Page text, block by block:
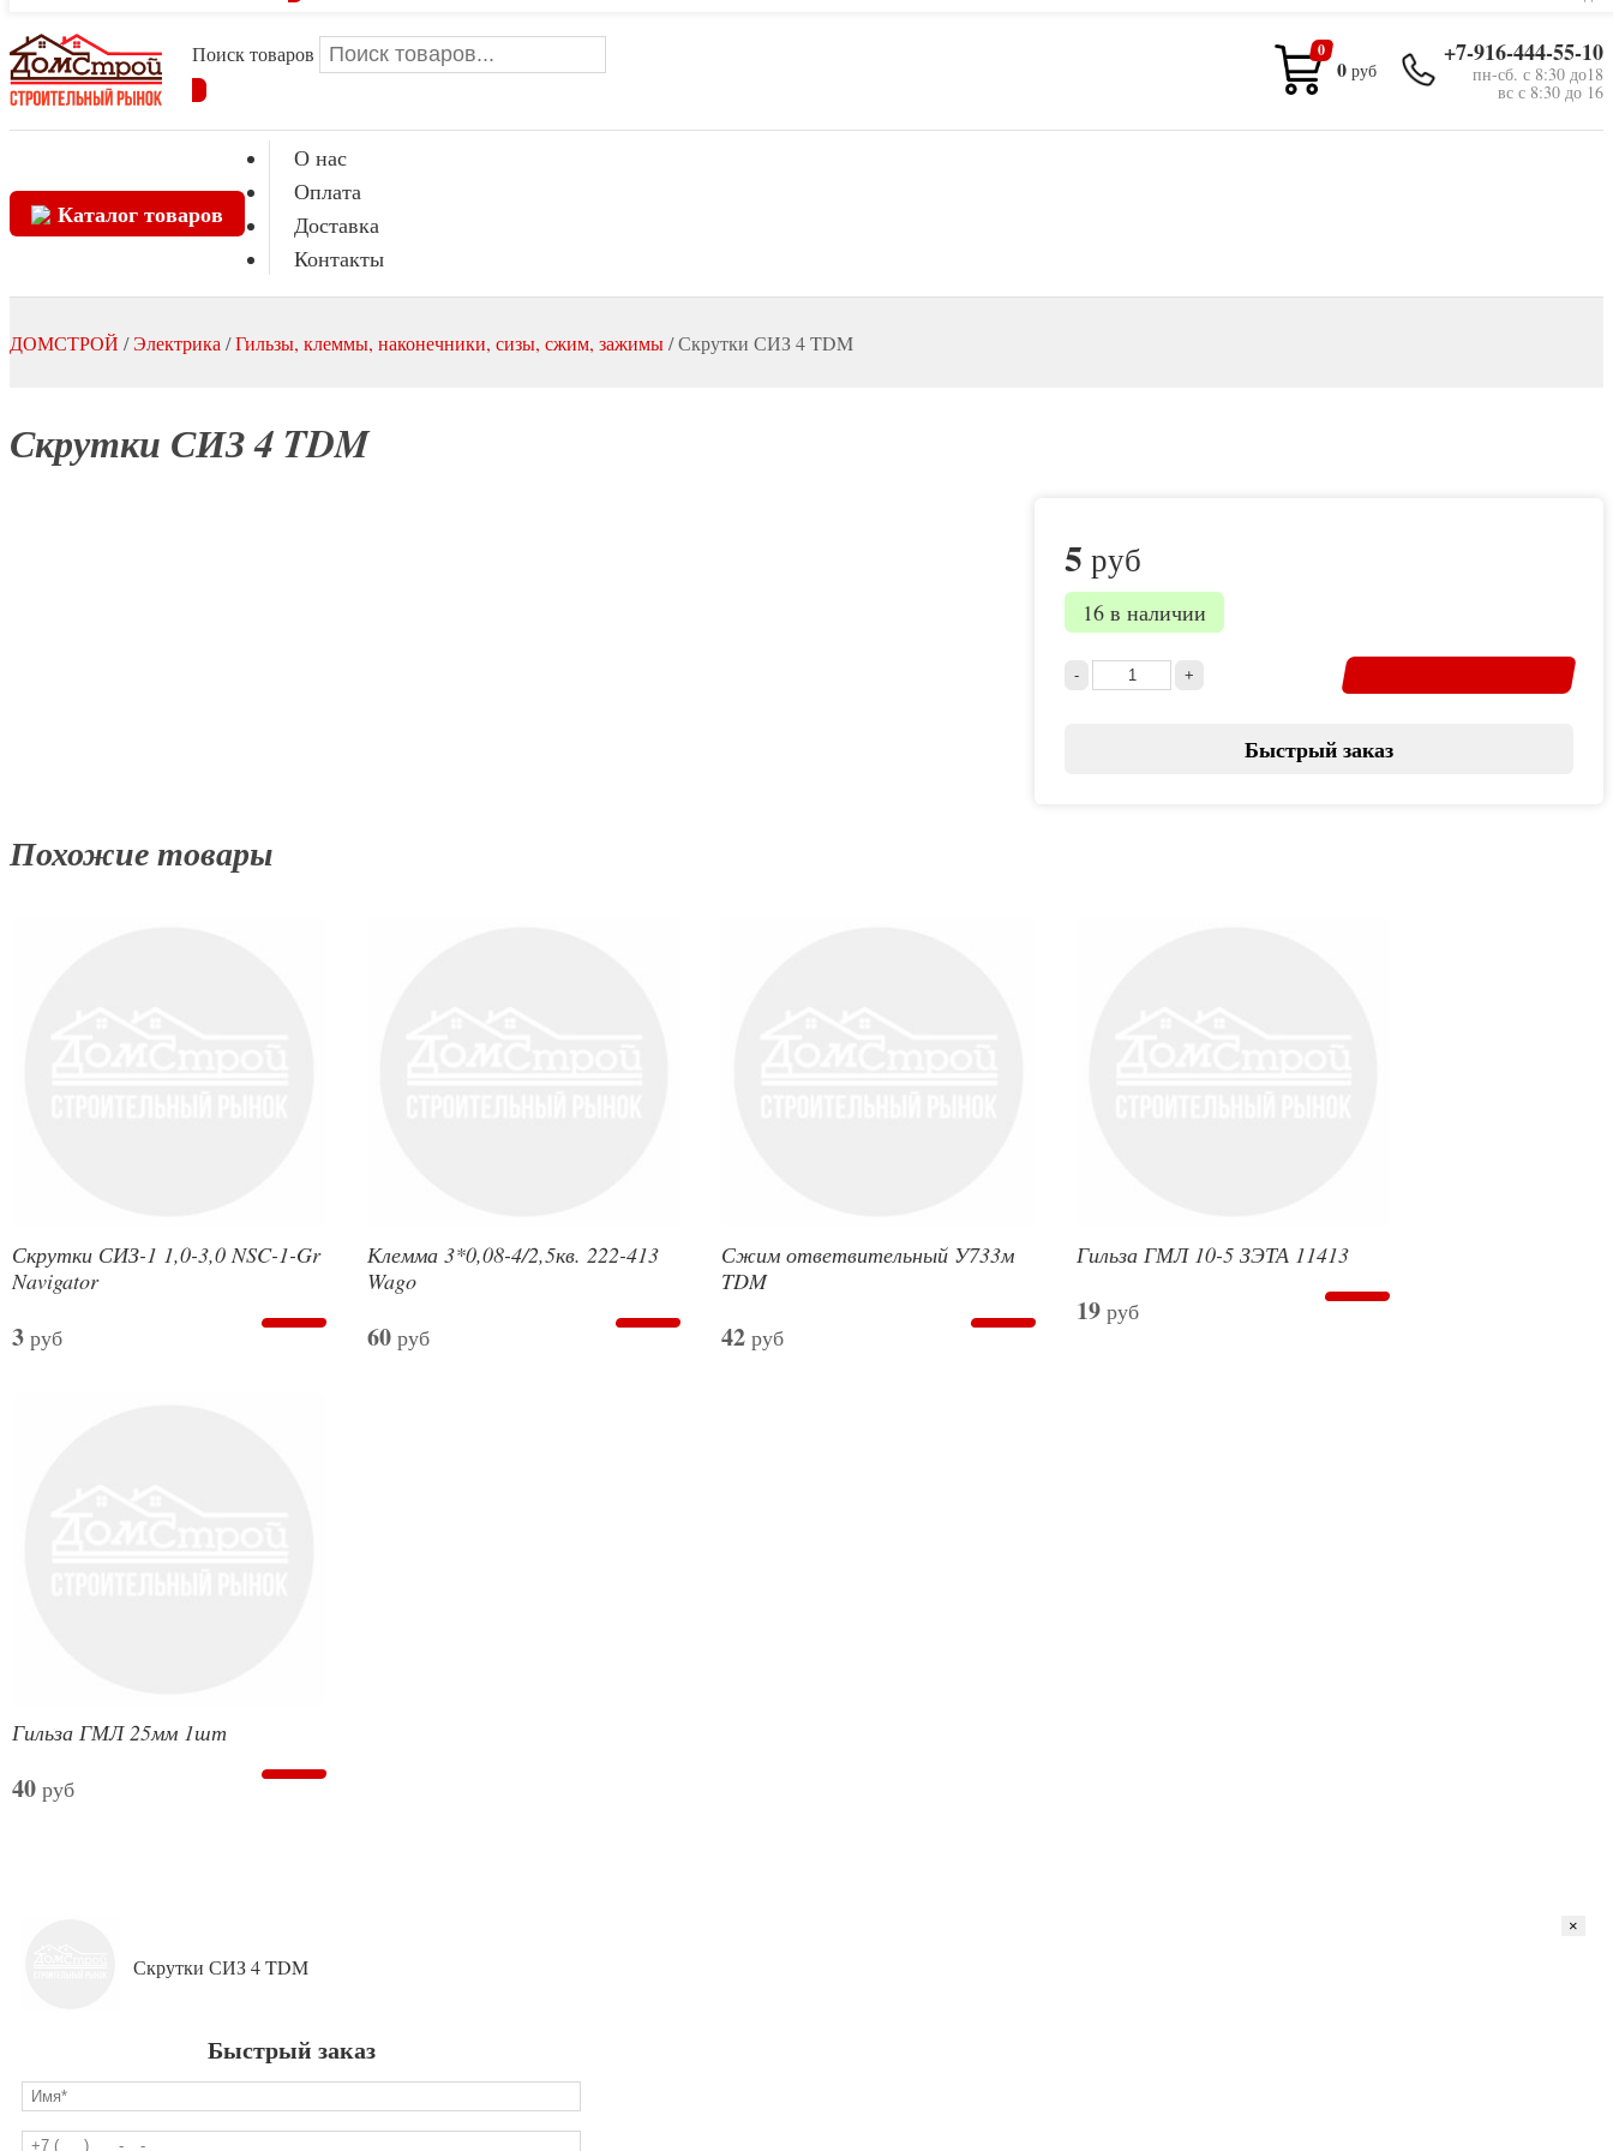
Поиск товаров 0
0 руб
+7-916-444-55-10
пн-сб. с 8:30 до18
вс с 8:30 до 16
Каталог товаров
О нас
Оплата
Доставка
Контакты
ДОМСТРОЙ /Электрика /Гильзы, клеммы, наконечники, сизы, сжим, зажимы/Скрутки СИЗ 4 TDM
Скрутки СИЗ 4 TDM
5 руб
16 в наличии
Быстрый заказ
Похожие товары
Скрутки СИЗ-1 1,0-3,0 NSC-1-Gr
Navigator
3 руб
Клемма 3*0,08-4/2,5кв. 222-413
Wago
60руб
Сжим ответвительный У733м
TDM
42 руб
Гильза ГМЛ 10-5 ЗЭТА 11413
19руб
Гильза ГМЛ 25мм 1шт
40 руб
×
Скрутки СИЗ 4 TDM
Быстрый заказ